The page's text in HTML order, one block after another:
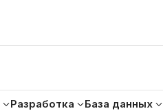
Разработка База данных